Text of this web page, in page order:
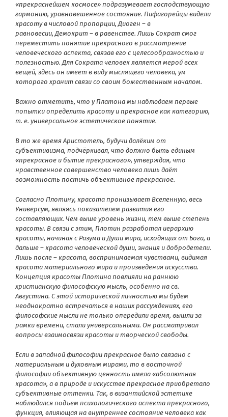
«прекраснейшем космосе» подразумевает господствующую
гармонию, уравновешенное состояние. Пифагорейцы видели
красоту в числовой пропорции,Диоген – в
равновесии,Демокрит – в равенстве. Лишь Сократ смог
переместить понятие прекрасного в рассмотрение
человеческого аспекта, связав его с целесообразностью и
полезностью. Для Сократа человек является мерой всех
вещей, здесь он имеет в виду мыслящего человека, ум
которого хранит связи со своим божественным началом.
Важно отметить, что у Платона мы наблюдаем первые
попытки определить красоту и прекрасное как категорию,
т. е. универсальное эстетическое понятие.
В то же времяАристотель, будучи далёким от
субъективизма, подчёркивал, что должно быть единым
«прекрасное и бытие прекрасного», утверждая, что
нравственное совершенство человека лишь даёт
возможность постичь объективное прекрасное.
Согласно Плотину, красота пронизывает Вселенную, весь
Универсум, являясь показателем развития его
составляющих. Чем выше уровень жизни, тем выше степень
красоты. В связи с этим, Плотин разработал иерархию
красоты, начиная с Разума и Души мира, исходящих от Бога, а
дальше – красота человеческой души, знания и добродетели.
Лишь после – красота, воспринимаемая чувствами, видимая
красота материального мира и произведения искусства.
Концепция красоты Плотина повлияли на раннюю
христианскую философскую мысль, особенно на св.
Августина. С этой исторической личностью мы будем
неоднократно встречаться в наших рассуждениях, его
философские мысли не только опередили время, вышли за
рамки времени, стали универсальными. Он рассматривал
вопросы взаимосвязи красоты и творческой свободы.
Если в западной философии прекрасное было связано с
материальным и духовным мирами, то в восточной
философии объективную ценность имела «абсолютная
красота», а в природе и искусстве прекрасное приобретало
субъективные оттенки. Так, в византийской эстетике
наблюдался подъем психологического аспекта прекрасного,
функция, влияющая на внутреннее состояние человека как